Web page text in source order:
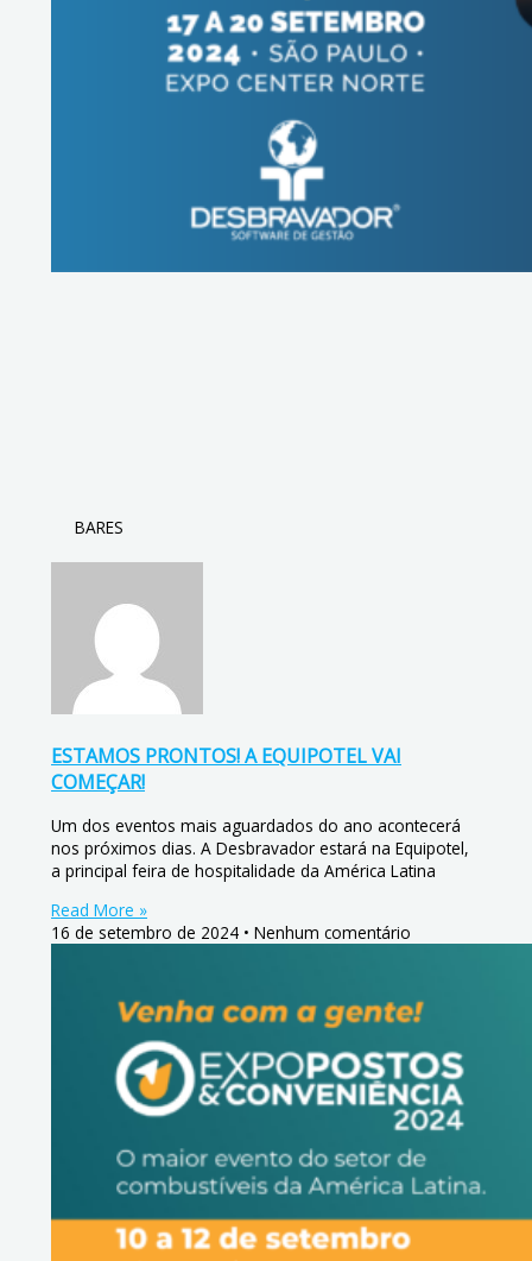
BARES
ESTAMOS PRONTOS! A EQUIPOTEL VAI
COMEÇAR!
Um dos eventos mais aguardados do ano acontecerá
nos próximos dias. A Desbravador estará na Equipotel,
a principal feira de hospitalidade da América Latina
Read More »
16 de setembro de 2024
Nenhum comentário